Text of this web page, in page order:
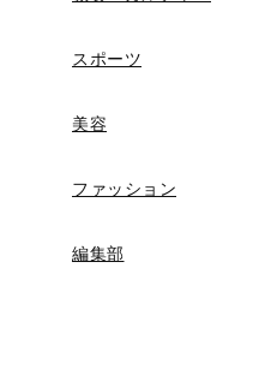
スポーツ
美容
ファッション
編集部